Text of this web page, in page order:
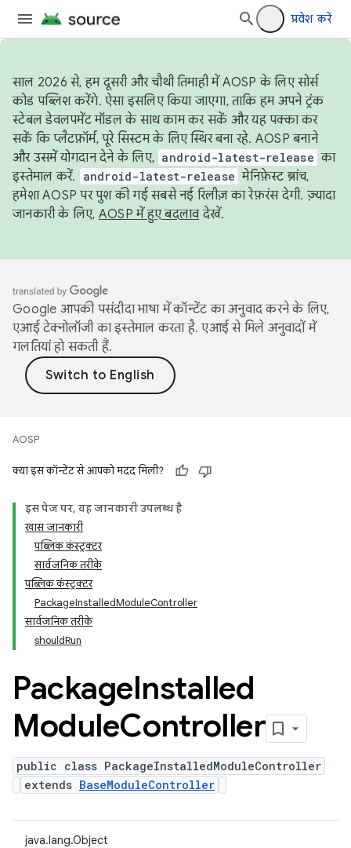
प्रवेश करें
साल 2026 से, हम दूसरी और चौथी तिमाही में AOSP के लिए सोर्स
कोड पब्लिश करेंगे. ऐसा इसलिए किया जाएगा, ताकि हम अपने ट्रंक
स्टेबल डेवलपमेंट मॉडल के साथ काम कर सकें और यह पक्का कर
सकें कि प्लैटफ़ॉर्म, पूरे सिस्टम के लिए स्थिर बना रहे. AOSP बनाने
और उसमें योगदान देने के लिए, android-latest-release का
इस्तेमाल करें.
android-latest-release मेनिफ़ेस्ट ब्रांच,
हमेशा AOSP पर पुश की गई सबसे नई रिलीज़ का रेफ़रंस देगी. ज़्यादा
जानकारी के लिए, AOSP में हुए बदलावदेखें.
Google आपकी पसंदीदा भाषा में कॉन्टेंट का अनुवाद करने के लिए,
एआई टेक्नोलॉजी का इस्तेमाल करता है. एआई से मिले अनुवादों में
गलतियां हो सकती हैं.
AOSP
क्या इस कॉन्टेंट से आपको मदद मिली?
इस पेज पर, यह जानकारी उपलब्ध है
खास जानकारी
पब्लिक कंस्ट्रक्टर
सार्वजनिक तरीके
पब्लिक कंस्ट्रक्टर
PackageInstalledModuleController
सार्वजनिक तरीके
shouldRun
PackageInstalled
ModuleController
public class PackageInstalledModuleController
extends BaseModuleController
java.lang.Object